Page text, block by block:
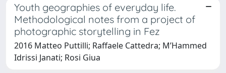
Youth geographies of everyday life.
Methodological notes from a project of
photographic storytelling in Fez
2016 Matteo Puttilli; Raffaele Cattedra; M’Hammed
Idrissi Janati; Rosi Giua